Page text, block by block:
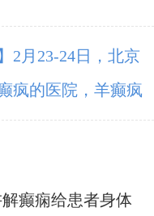
2月23-24日，北京
成都免费会诊，名
疯的医院，羊癫疯
癫痫给患者身体